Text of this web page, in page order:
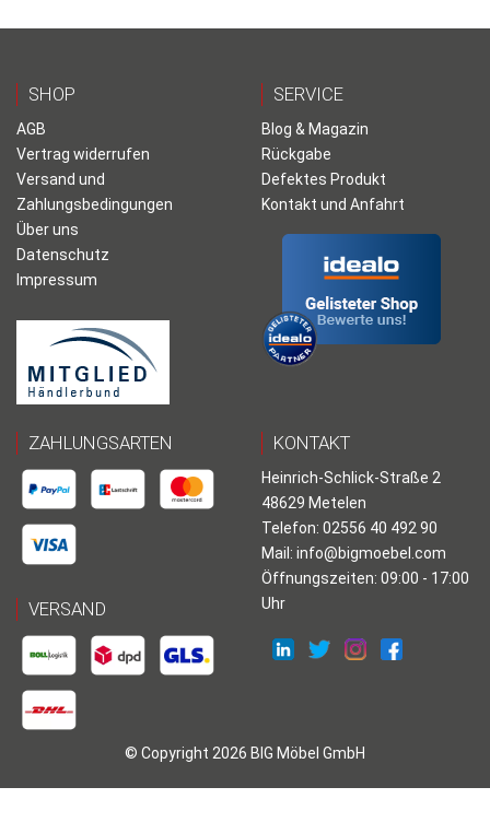
SHOP
AGB
Vertrag widerrufen
Versand und
Zahlungsbedingungen
Über uns
Datenschutz
Impressum
SERVICE
Blog & Magazin
Rückgabe
Defektes Produkt
Kontakt und Anfahrt
ZAHLUNGSARTEN
VERSAND
KONTAKT
Heinrich-Schlick-Straße 2
48629 Metelen
Telefon: 02556 40 492 90
Mail: info@bigmoebel.com
Öffnungszeiten: 09:00 - 17:00
Uhr
© Copyright 2026 BIG Möbel GmbH